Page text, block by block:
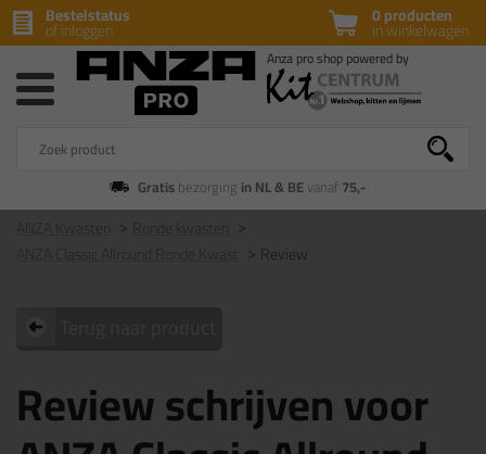
0 producten
in winkelwagen
Bestelstatus
of inloggen
Gratisbezorging in NL & BEvanaf75,-
ANZA Kwasten
Ronde kwasten
ANZA Classic Allround Ronde Kwast
Review
Review schrijven voor